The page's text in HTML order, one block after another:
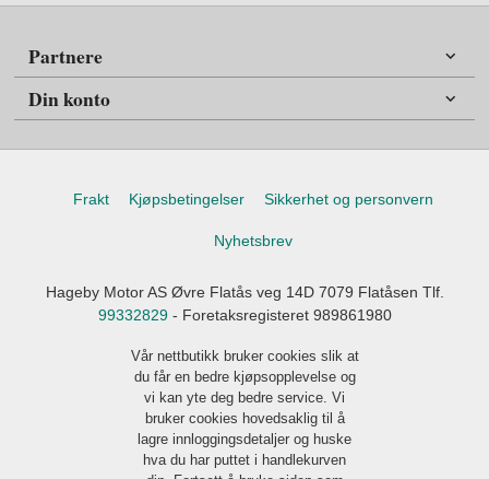
Partnere
Din konto
Frakt Kjøpsbetingelser Sikkerhet og personvern
Nyhetsbrev
Hageby Motor AS Øvre Flatås veg 14D 7079 Flatåsen Tlf.
99332829- Foretaksregisteret 989861980
Vår nettbutikk bruker cookies slik at
du får en bedre kjøpsopplevelse og
vi kan yte deg bedre service. Vi
bruker cookies hovedsaklig til å
lagre innloggingsdetaljer og huske
hva du har puttet i handlekurven